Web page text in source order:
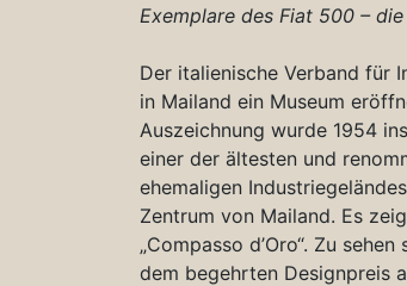
Exemplare des Fiat 500 –
Der italienische Verband für
in Mailand ein Museum
Auszeichnung wurde 1954
einer der ältesten und
ehemaligen
Zentrum von Mailand. Es
„Compasso d’Oro“. Zu
dem begehrten Designpreis